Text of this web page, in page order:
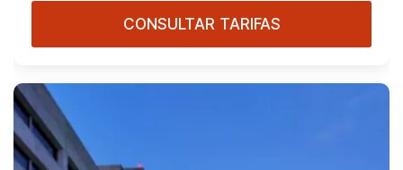
CONSULTAR TARIFAS